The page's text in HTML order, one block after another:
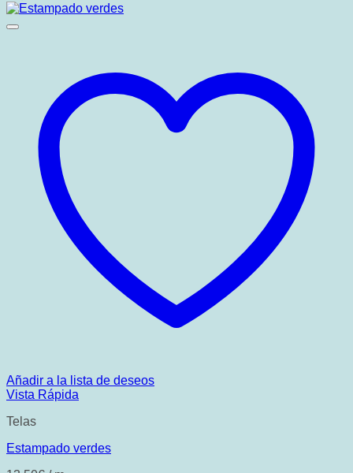
Añadir a la lista de deseos
Vista Rápida
Telas
Estampado verdes